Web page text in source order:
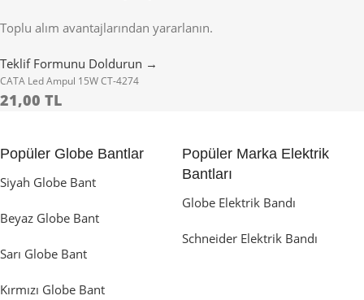
Toplu alım avantajlarından yararlanın.
Teklif Formunu Doldurun →
CATA Led Ampul 15W CT-4274
21,00 TL
Popüler Globe Bantlar
Siyah Globe Bant
Beyaz Globe Bant
Sarı Globe Bant
Kırmızı Globe Bant
Popüler Marka Elektrik
Bantları
Globe Elektrik Bandı
Schneider Elektrik Bandı